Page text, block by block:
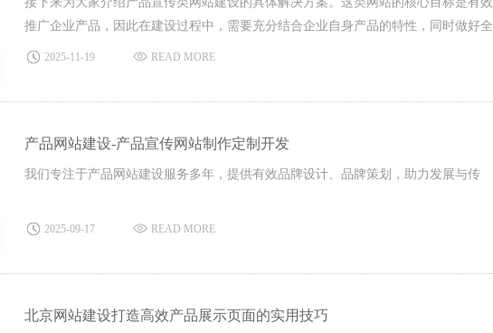
推广企业产品，因此在建设过程中，需要充分结合企业自身产品的特性，同时做好全
面的市场分析，明确行业内的市场定位与业务范围。
2025-11-19 READ MORE
产品网站建设-产品宣传网站制作定制开发
我们专注于产品网站建设服务多年，提供有效品牌设计、品牌策划，助力发展与传
2025-09-17 READ MORE
北京网站建设打造高效产品展示页面的实用技巧